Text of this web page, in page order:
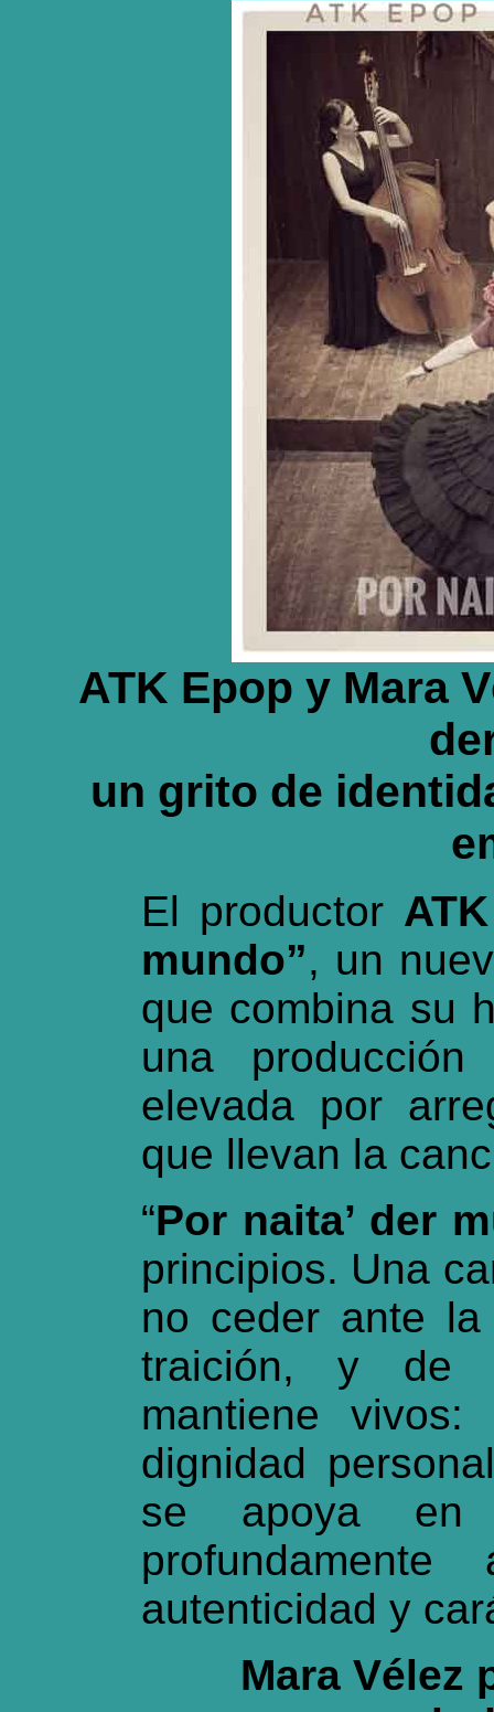
ATK Epop y Mara
un grito de
El productor
mundo”, un
que combina su
una
elevada por
que llevan la
“Por naita’ der
principios. Una
no ceder ante
traición, y de
mantiene
dignidad
se apoya en
autenticidad y
Mara Vélez